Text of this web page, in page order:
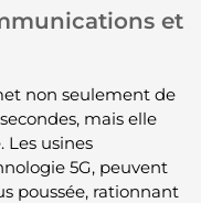
et
non seulement de
mais elle
Les usines
5G, peuvent
poussée, rationnant